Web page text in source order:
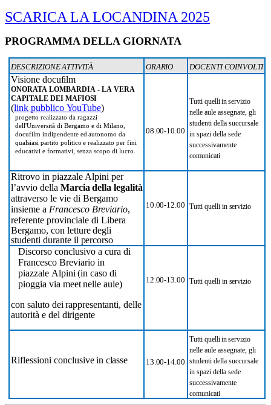
SCARICA LA LOCANDINA 2025
PROGRAMMA DELLA GIORNATA
DESCRIZIONEATTIVITÀ ORARIO DOCENTICOINVOLTI
Visione docufilm
ONORATA LOMBARDIA - LA VERA
CAPITALE DEIMAFIOSI
(link pubblico YouTube)
progetto realizzato da ragazzi
dell'Università di Bergamo e di Milano,
docufilm indipendente ed autonomo da
qualsiasi partito politico e realizzato per fini
educativi e formativi, senza scopo di lucro.
08.00-10.00
Tutti quelliinservizio
nelle aule assegnate, gli
studenti della succursale
in spazi della sede
successivamente
comunicati
Ritrovo in piazzale Alpini per
l’avvio della Marcia della legalità
attraverso le vie di Bergamo
insieme a Francesco Breviario,
referente provinciale di Libera
Bergamo, con letture degli
studenti durante il percorso
10.00-12.00 Tutti quelli in servizio
Discorso conclusivo a cura di
Francesco Breviario in
piazzale Alpini (in caso di
pioggia via meet nelle aule)
con saluto dei rappresentanti, delle
autorità e del dirigente
12.00-13.00 Tutti quelli in servizio
Riflessioni conclusive in classe 13.00-14.00
Tutti quelliinservizio
nelle aule assegnate, gli
studenti della succursale
in spazi della sede
successivamente
comunicati